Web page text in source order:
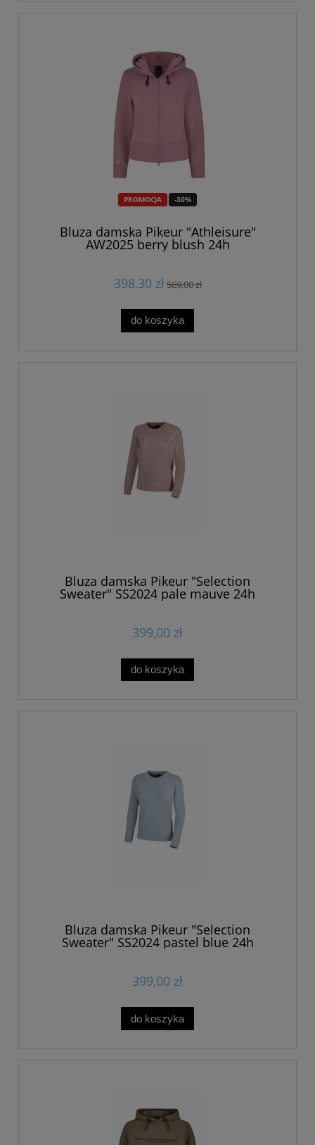
PROMOCJA -30%
Bluza damska Pikeur "Athleisure"
AW2025 berry blush 24h
398,30 zł569,00 zł
do koszyka
Bluza damska Pikeur "Selection
Sweater" SS2024 pale mauve 24h
399,00 zł
do koszyka
Bluza damska Pikeur "Selection
Sweater" SS2024 pastel blue 24h
399,00 zł
do koszyka